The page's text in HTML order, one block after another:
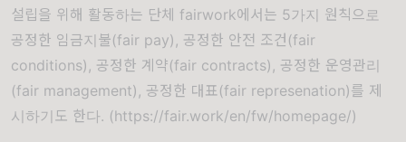
설립을 위해 활동하는 단체 fairwork에서는 5가지 원칙으로
공정한 임금지불(fair pay), 공정한 안전 조건(fair
conditions), 공정한 계약(fair contracts), 공정한 운영관리
(fair management), 공정한 대표(fair represenation)를 제
시하기도 한다. (https://fair.work/en/fw/homepage/)